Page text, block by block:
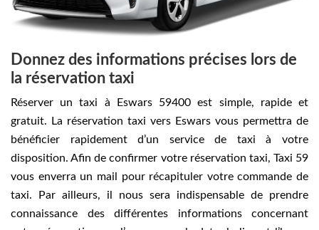
Donnez des informations précises lors de
la réservation taxi
Réserver un taxi à Eswars 59400 est simple, rapide et
gratuit. La réservation taxi vers Eswars vous permettra de
bénéficier rapidement d’un service de taxi à votre
disposition. Afin de confirmer votre réservation taxi, Taxi 59
vous enverra un mail pour récapituler votre commande de
taxi. Par ailleurs, il nous sera indispensable de prendre
connaissance des différentes informations concernant